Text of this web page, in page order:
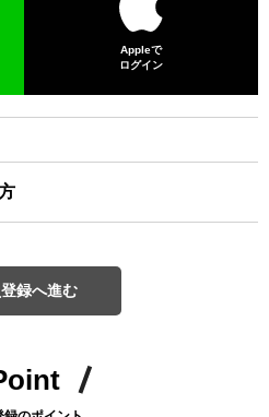
Appleで
ログイン
録へ進む